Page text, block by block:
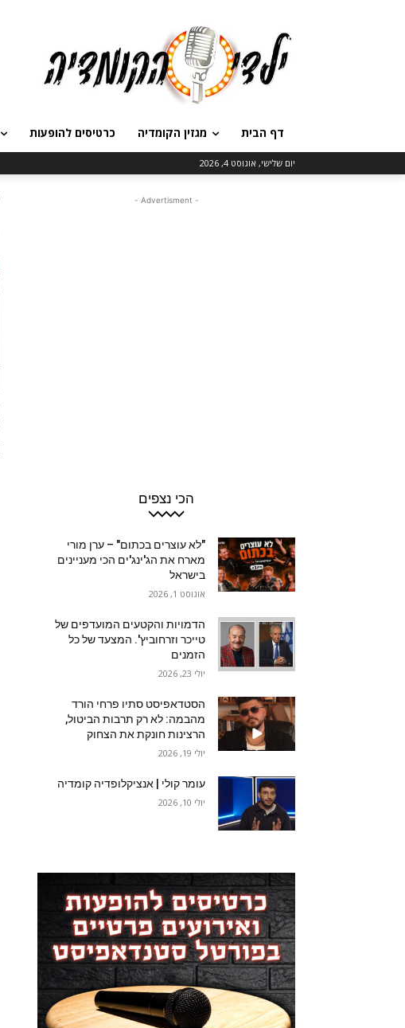
דף הבית מגזין הקומדיה כרטיסים להופעות
יום שלישי, אוגוסט 4, 2026
- Advertisment -
הכי נצפים
"לא עוצרים בכתום" – ערן מורי
מארח את הג'ינג'ים הכי מעניינים
בישראל
אוגוסט 1, 2026
הדמויות והקטעים המועדפים של
טייכר וזרחוביץ'. המצעד של כל
הזמנים
יולי 23, 2026
הסטדאפיסט סתיו פרחי הורד
מהבמה: לא רק תרבות הביטול,
הרצינות חונקת את הצחוק
יולי 19, 2026
עומר קולי | אנציקלופדיה קומדיה
יולי 10, 2026